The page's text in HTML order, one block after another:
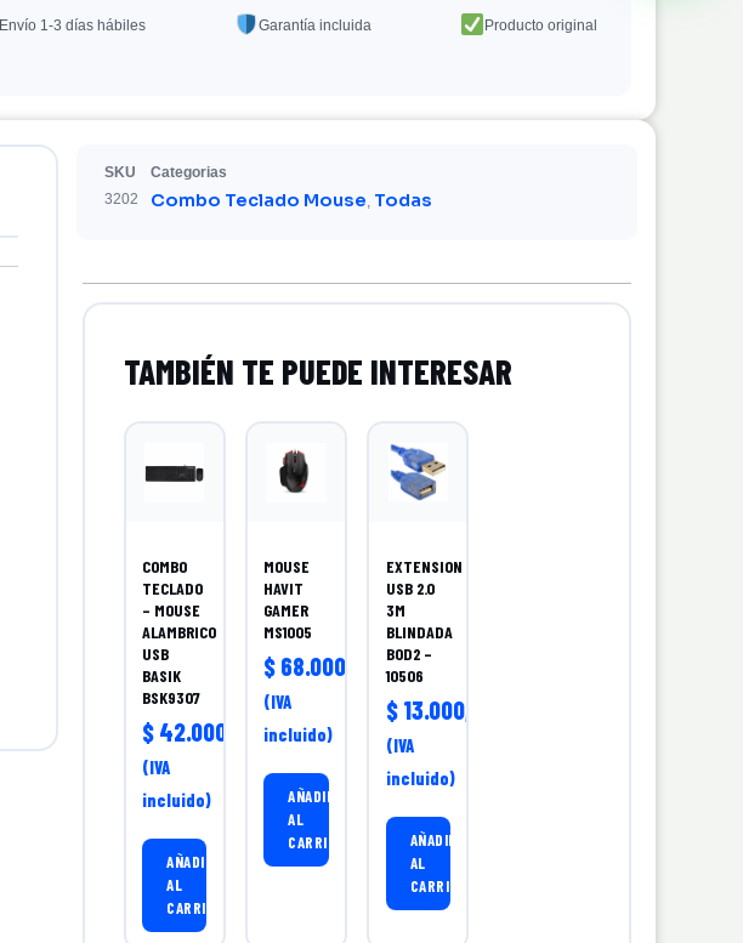
Envío 1-3 días hábiles Garantía incluida Producto original
SKU
3202
Categorias
Combo Teclado Mouse Todas
COMBO
TECLADO
– MOUSE
ALAMBRICO
USB
BASIK
BSK9307
$ 42.000,00
(IVA
incluido)
AÑADIR
AL
CARRITO
MOUSE
HAVIT
GAMER
MS1005
$ 68.000,00
(IVA
incluido)
AÑADIR
AL
CARRITO
EXTENSION
USB 2.0
3M
BLINDADA
BOD2 –
10506
$13.000,00
(IVA
incluido)
AÑADIR
AL
CARRITO